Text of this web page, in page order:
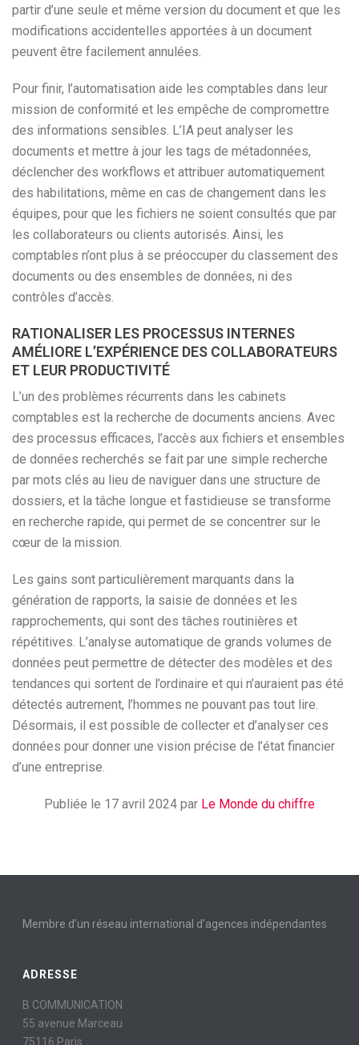
partir d’une seule et même version du document et que les
modifications accidentelles apportées à un document
peuvent être facilement annulées.
Pour finir, l’automatisation aide les comptables dans leur
mission de conformité et les empêche de compromettre
des informations sensibles. L’IA peut analyser les
documents et mettre à jour les tags de métadonnées,
déclencher des workflows et attribuer automatiquement
des habilitations, même en cas de changement dans les
équipes, pour que les fichiers ne soient consultés que par
les collaborateurs ou clients autorisés. Ainsi, les
comptables n’ont plus à se préoccuper du classement des
documents ou des ensembles de données, ni des
contrôles d’accès.
RATIONALISER LES PROCESSUS INTERNES
AMÉLIORE L’EXPÉRIENCE DES COLLABORATEURS
ET LEUR PRODUCTIVITÉ
L’un des problèmes récurrents dans les cabinets
comptables est la recherche de documents anciens. Avec
des processus efficaces, l’accès aux fichiers et ensembles
de données recherchés se fait par une simple recherche
par mots clés au lieu de naviguer dans une structure de
dossiers, et la tâche longue et fastidieuse se transforme
en recherche rapide, qui permet de se concentrer sur le
cœur de la mission.
Les gains sont particulièrement marquants dans la
génération de rapports, la saisie de données et les
rapprochements, qui sont des tâches routinières et
répétitives. L’analyse automatique de grands volumes de
données peut permettre de détecter des modèles et des
tendances qui sortent de l’ordinaire et qui n’auraient pas été
détectés autrement, l’hommes ne pouvant pas tout lire.
Désormais, il est possible de collecter et d’analyser ces
données pour donner une vision précise de l’état financier
d’une entreprise.
Publiée le 17 avril 2024 par Le Monde du chiffre
Membre d’un réseau international d’agences indépendantes
ADRESSE
B COMMUNICATION
55 avenue Marceau
75116 Paris